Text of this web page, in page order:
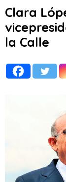
Clara
la Calle